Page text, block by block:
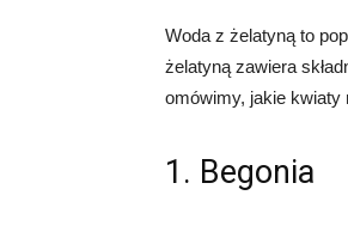
Woda z żelatyną to
żelatyną zawiera
omówimy, jakie kwiaty
1. Begonia